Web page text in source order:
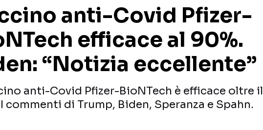
anti-Covid Pfizer-
efficace al 90%.
“Notizia eccellente”
anti-Covid Pfizer-BioNTech è efficace oltre il
commenti di Trump, Biden, Speranza e Spahn.